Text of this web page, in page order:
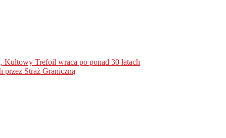
Kultowy Trefoil wraca po ponad 30 latach
przez Straż Graniczną